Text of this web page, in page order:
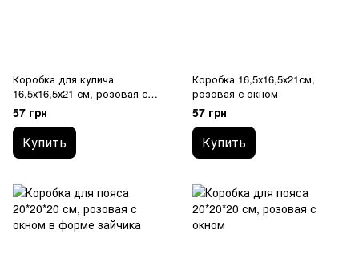
Коробка для кулича
16,5х16,5х21 см, розовая с
окном в форме зайчика
57 грн
Купить
Коробка 16,5х16,5х21см,
розовая с окном
57 грн
Купить